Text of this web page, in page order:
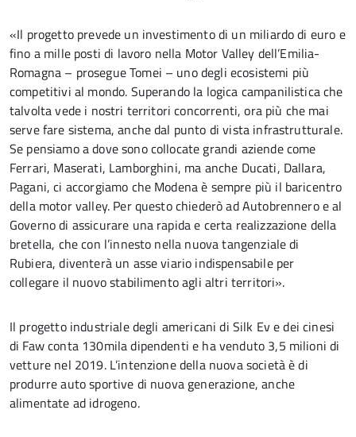
«Il progetto prevede un investimento di un miliardo di euro e
fino a mille posti di lavoro nella Motor Valley dell’Emilia-
Romagna – prosegue Tomei – uno degli ecosistemi più
competitivi al mondo. Superando la logica campanilistica che
talvolta vede i nostri territori concorrenti, ora più che mai
serve fare sistema, anche dal punto di vista infrastrutturale.
Se pensiamo a dove sono collocate grandi aziende come
Ferrari, Maserati, Lamborghini, ma anche Ducati, Dallara,
Pagani, ci accorgiamo che Modena è sempre più il baricentro
della motor valley. Per questo chiederò ad Autobrennero e al
Governo di assicurare una rapida e certa realizzazione della
bretella, che con l’innesto nella nuova tangenziale di
Rubiera, diventerà un asse viario indispensabile per
collegare il nuovo stabilimento agli altri territori».
Il progetto industriale degli americani di Silk Ev e dei cinesi
di Faw conta 130mila dipendenti e ha venduto 3,5 milioni di
vetture nel 2019. L’intenzione della nuova società è di
produrre auto sportive di nuova generazione, anche
alimentate ad idrogeno.